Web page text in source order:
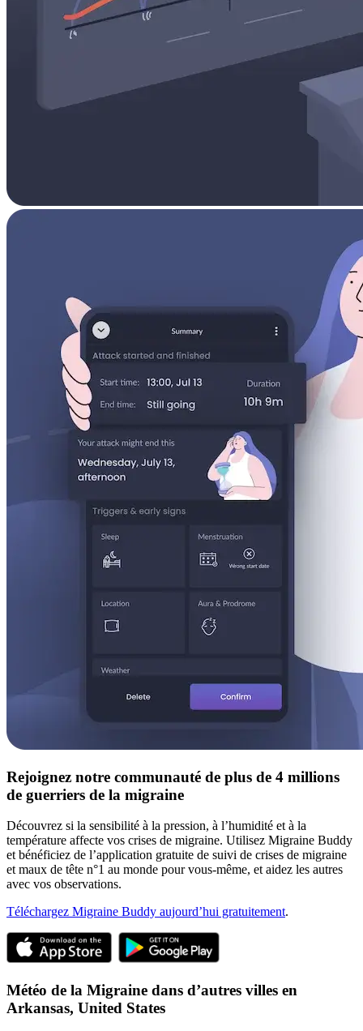
Rejoignez notre communauté de plus de 4 millions
de guerriers de la migraine
Découvrez si la sensibilité à la pression, à l’humidité et à la
température affecte vos crises de migraine. Utilisez Migraine Buddy
et bénéficiez de l’application gratuite de suivi de crises de migraine
et maux de tête n°1 au monde pour vous-même, et aidez les autres
avec vos observations.
Téléchargez Migraine Buddy aujourd’hui gratuitement.
Météo de la Migraine dans d’autres villes en
Arkansas, United States